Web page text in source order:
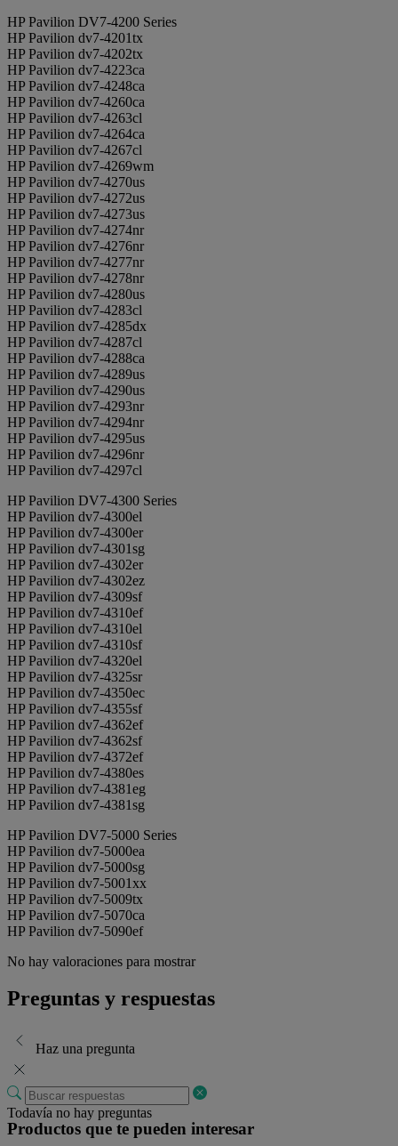
HP Pavilion DV7-4200 Series
HP Pavilion dv7-4201tx
HP Pavilion dv7-4202tx
HP Pavilion dv7-4223ca
HP Pavilion dv7-4248ca
HP Pavilion dv7-4260ca
HP Pavilion dv7-4263cl
HP Pavilion dv7-4264ca
HP Pavilion dv7-4267cl
HP Pavilion dv7-4269wm
HP Pavilion dv7-4270us
HP Pavilion dv7-4272us
HP Pavilion dv7-4273us
HP Pavilion dv7-4274nr
HP Pavilion dv7-4276nr
HP Pavilion dv7-4277nr
HP Pavilion dv7-4278nr
HP Pavilion dv7-4280us
HP Pavilion dv7-4283cl
HP Pavilion dv7-4285dx
HP Pavilion dv7-4287cl
HP Pavilion dv7-4288ca
HP Pavilion dv7-4289us
HP Pavilion dv7-4290us
HP Pavilion dv7-4293nr
HP Pavilion dv7-4294nr
HP Pavilion dv7-4295us
HP Pavilion dv7-4296nr
HP Pavilion dv7-4297cl
HP Pavilion DV7-4300 Series
HP Pavilion dv7-4300el
HP Pavilion dv7-4300er
HP Pavilion dv7-4301sg
HP Pavilion dv7-4302er
HP Pavilion dv7-4302ez
HP Pavilion dv7-4309sf
HP Pavilion dv7-4310ef
HP Pavilion dv7-4310el
HP Pavilion dv7-4310sf
HP Pavilion dv7-4320el
HP Pavilion dv7-4325sr
HP Pavilion dv7-4350ec
HP Pavilion dv7-4355sf
HP Pavilion dv7-4362ef
HP Pavilion dv7-4362sf
HP Pavilion dv7-4372ef
HP Pavilion dv7-4380es
HP Pavilion dv7-4381eg
HP Pavilion dv7-4381sg
HP Pavilion DV7-5000 Series
HP Pavilion dv7-5000ea
HP Pavilion dv7-5000sg
HP Pavilion dv7-5001xx
HP Pavilion dv7-5009tx
HP Pavilion dv7-5070ca
HP Pavilion dv7-5090ef
No hay valoraciones para mostrar
Preguntas y respuestas
Haz una pregunta
Todavía no hay preguntas
Productos que te pueden interesar